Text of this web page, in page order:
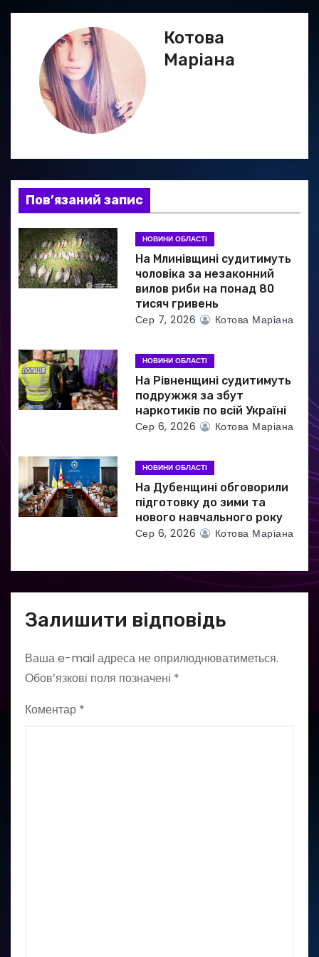
а
п
и
с
і
Котова
Маріана
Пов’язаний запис
НОВИНИ ОБЛАСТІ
На Млинівщині судитимуть
чоловіка за незаконний
вилов риби на понад 80
тисяч гривень
Сер 7, 2026 Котова Маріана
НОВИНИ ОБЛАСТІ
На Рівненщині судитимуть
подружжя за збут
наркотиків по всій Україні
Сер 6, 2026 Котова Маріана
НОВИНИ ОБЛАСТІ
На Дубенщині обговорили
підготовку до зими та
нового навчального року
Сер 6, 2026 Котова Маріана
Залишити відповідь
Ваша e-mail адреса не оприлюднюватиметься.
Обов’язкові поля позначені *
Коментар *